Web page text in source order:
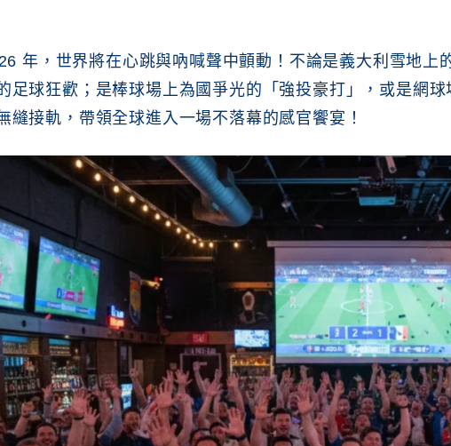
年，世界將在心跳與吶喊聲中顫動！不論是義大利雪地上
足球狂歡；是棒球場上為國爭光的「強投豪打」，或是網
縫接軌，帶領全球進入一場不落幕的感官饗宴！